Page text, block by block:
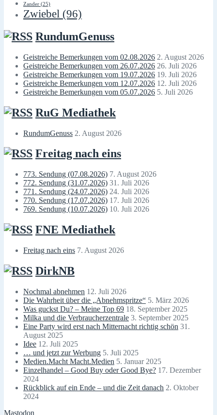
Zander (25)
Zwiebel (96)
RundumGenuss
Geistreiche Bemerkungen vom 02.08.2026 2. August 2026
Geistreiche Bemerkungen vom 26.07.2026 26. Juli 2026
Geistreiche Bemerkungen vom 19.07.2026 19. Juli 2026
Geistreiche Bemerkungen vom 12.07.2026 12. Juli 2026
Geistreiche Bemerkungen vom 05.07.2026 5. Juli 2026
RuG Mediathek
RundumGenuss 2. August 2026
Freitag nach eins
773. Sendung (07.08.2026) 7. August 2026
772. Sendung (31.07.2026) 31. Juli 2026
771. Sendung (24.07.2026) 24. Juli 2026
770. Sendung (17.07.2026) 17. Juli 2026
769. Sendung (10.07.2026) 10. Juli 2026
FNE Mediathek
Freitag nach eins 7. August 2026
DirkNB
Nochmal abnehmen 12. Juli 2026
Die Wahrheit über die „Abnehmspritze“ 5. März 2026
Was guckst Du? – Meine Top 69 18. September 2025
Milka und die Verbraucherzentrale 3. September 2025
Eine Party wird erst nach Mitternacht richtig schön 31.
August 2025
Idee 12. Juli 2025
… und jetzt zur Werbung 5. Juli 2025
Medien.Macht Macht.Medien 5. Januar 2025
Einzelhandel – Good Buy oder Good Bye? 17. Dezember
2024
Rückblick auf ein Ende – und die Zeit danach 2. Oktober
2024
Mastodon